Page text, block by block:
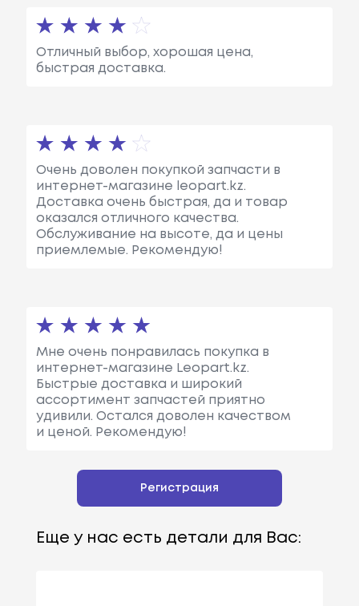
Отличный выбор, хорошая цена,
быстрая доставка.
Очень доволен покупкой запчасти в
интернет-магазине leopart.kz.
Доставка очень быстрая, да и товар
оказался отличного качества.
Обслуживание на высоте, да и цены
приемлемые. Рекомендую!
Мне очень понравилась покупка в
интернет-магазине Leopart.kz.
Быстрые доставка и широкий
ассортимент запчастей приятно
удивили. Остался доволен качеством
и ценой. Рекомендую!
Регистрация
Еще у нас есть детали для Вас: